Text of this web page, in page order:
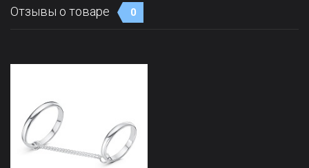
Отзывы о товаре 0